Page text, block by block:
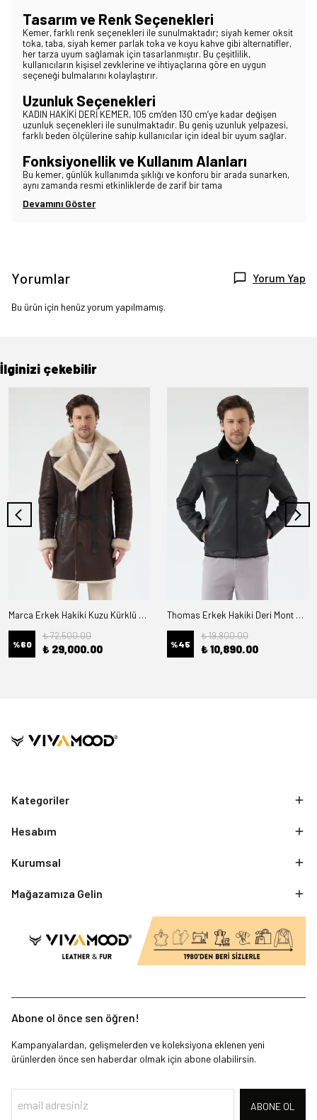
Tasarım ve Renk Seçenekleri
Kemer, farklı renk seçenekleri ile sunulmaktadır; siyah kemer oksit
toka, taba, siyah kemer parlak toka ve koyu kahve gibi alternatifler,
her tarza uyum sağlamak için tasarlanmıştır. Bu çeşitlilik,
kullanıcıların kişisel zevklerine ve ihtiyaçlarına göre en uygun
seçeneği bulmalarını kolaylaştırır.
Uzunluk Seçenekleri
KADIN HAKİKİ DERİ KEMER, 105 cm’den 130 cm’ye kadar değişen
uzunluk seçenekleri ile sunulmaktadır. Bu geniş uzunluk yelpazesi,
farklı beden ölçülerine sahip kullanıcılar için ideal bir uyum sağlar.
Fonksiyonellik ve Kullanım Alanları
Bu kemer, günlük kullanımda şıklığı ve konforu bir arada sunarken,
aynı zamanda resmi etkinliklerde de zarif bir tama
Devamını Göster
Yorumlar Yorum Yap
Bu ürün için henüz yorum yapılmamış.
İlginizi çekebilir
Marca Erkek Hakiki Kuzu Kürklü Deri Kaban
%60
₺ 72,500.00
₺ 29,000.00
Thomas Erkek Hakiki Deri Mont Kürk Astarlı
%45
₺ 19,800.00
₺ 10,890.00
Kategoriler
Hesabım
Kurumsal
Mağazamıza Gelin
Abone ol önce sen öğren!
Kampanyalardan, gelişmelerden ve koleksiyona eklenen yeni
ürünlerden önce sen haberdar olmak için abone olabilirsin.
ABONE OL